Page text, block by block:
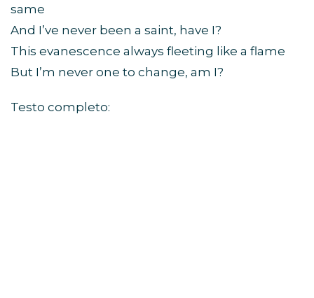
same
And I’ve never been a saint, have I?
This evanescence always fleeting like a flame
But I’m never one to change, am I?
Testo completo: